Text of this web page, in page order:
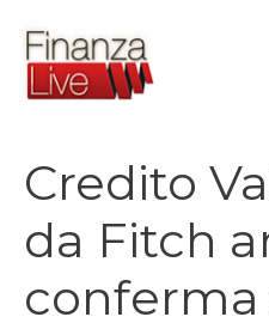
contenuto
Credito
da Fitch